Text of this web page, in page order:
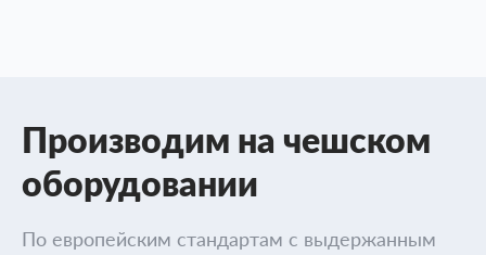
Производим на чешском
оборудовании
По европейским стандартам с выдержанным